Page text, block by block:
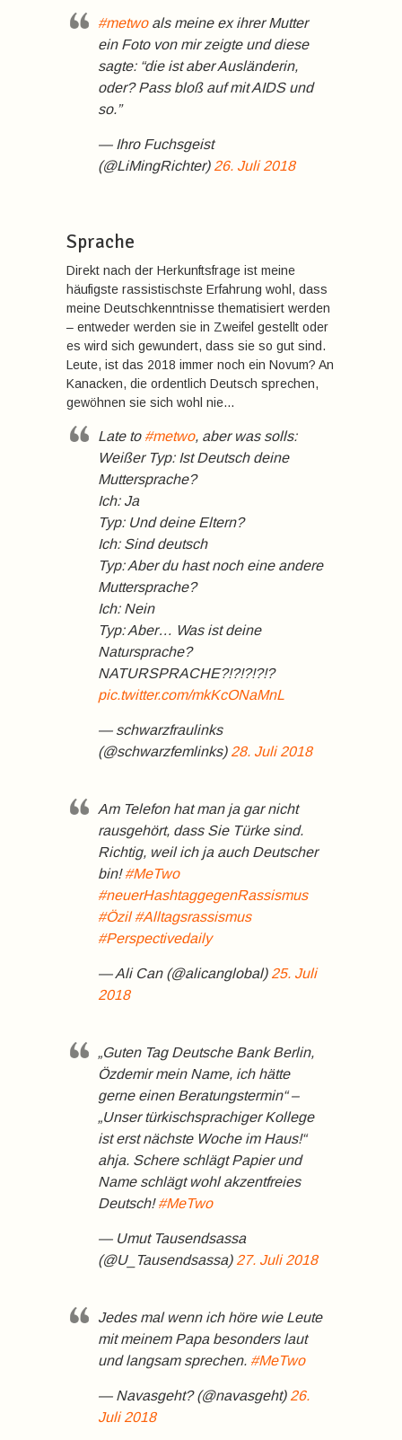
#metwoals meine ex ihrer Mutter
ein Foto von mir zeigte und diese
sagte: “die ist aber Ausländerin,
oder? Pass bloß auf mit AIDS und
so.”
— Ihro Fuchsgeist
(@LiMingRichter) 26. Juli 2018
Sprache
Direkt nach der Herkunftsfrage ist meine
häufigste rassistischste Erfahrung wohl, dass
meine Deutschkenntnisse thematisiert werden
– entweder werden sie in Zweifel gestellt oder
es wird sich gewundert, dass sie so gut sind.
Leute, ist das 2018 immer noch ein Novum? An
Kanacken, die ordentlich Deutsch sprechen,
gewöhnen sie sich wohl nie…
Late to #metwo, aber was solls:
Weißer Typ: Ist Deutsch deine
Muttersprache?
Ich: Ja
Typ: Und deine Eltern?
Ich: Sind deutsch
Typ: Aber du hast noch eine andere
Muttersprache?
Ich: Nein
Typ: Aber… Was ist deine
Natursprache?
NATURSPRACHE?!?!?!?!?
pic.twitter.com/mkKcONaMnL
— schwarzfraulinks
(@schwarzfemlinks) 28. Juli 2018
Am Telefon hat man ja gar nicht
rausgehört, dass Sie Türke sind.
Richtig, weil ich ja auch Deutscher
bin!#MeTwo
#neuerHashtaggegenRassismus
#Özil #Alltagsrassismus
#Perspectivedaily
— Ali Can (@alicanglobal) 25. Juli
2018
„Guten Tag Deutsche Bank Berlin,
Özdemir mein Name, ich hätte
gerne einen Beratungstermin“ –
„Unser türkischsprachiger Kollege
ist erst nächste Woche im Haus!“
ahja. Schere schlägt Papier und
Name schlägt wohl akzentfreies
Deutsch!#MeTwo
— Umut Tausendsassa
(@U_Tausendsassa) 27. Juli 2018
Jedes mal wenn ich höre wie Leute
mit meinem Papa besonders laut
und langsam sprechen. #MeTwo
— Navasgeht? (@navasgeht) 26.
Juli 2018